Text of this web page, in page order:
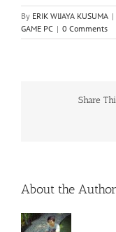
By ERIK WIJAYA KUSUMA |
GAME PC | 0 Comments
Share
About the